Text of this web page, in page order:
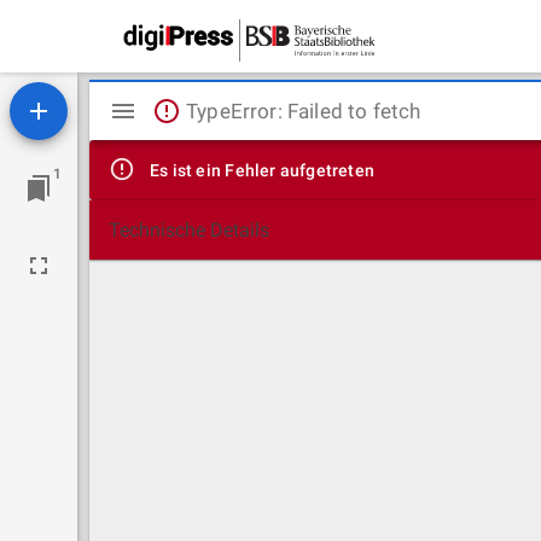
1
Mirador
Viewer
TypeError: Failed to fetch
Es ist ein Fehler aufgetreten
Technische Details